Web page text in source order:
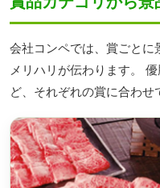
会社コンペでは、賞ごとに
メリハリが伝わります。
ど、それぞれの賞に合わせ